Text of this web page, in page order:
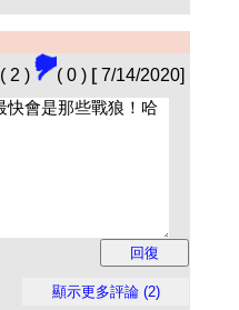
( 2 ) ( 0 ) [7/14/2020]